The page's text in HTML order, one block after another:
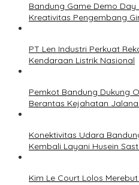
Bandung Game Demo
Kreativitas Pengembang
PT Len Industri Perkuat
Kendaraan Listrik Nasional
Pemkot Bandung Dukung
Berantas Kejahatan
Konektivitas Udara
Kembali Layani Husein
Kim Le Court Lolos